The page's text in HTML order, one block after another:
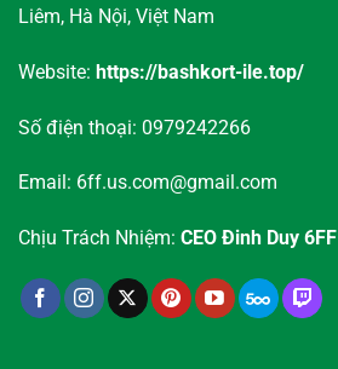
Liêm, Hà Nội, Việt Nam
Website: https://bashkort-ile.top/
Số điện thoại: 0979242266
Email: 6ff.us.com@gmail.com
Chịu Trách Nhiệm: CEO Đinh Duy 6FF